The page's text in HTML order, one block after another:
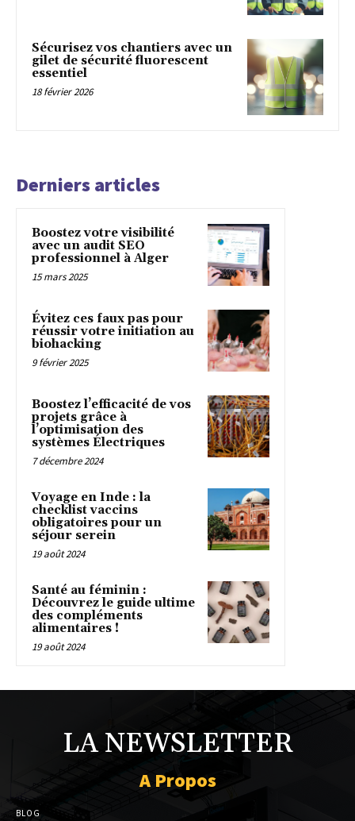
Sécurisez vos chantiers avec un
gilet de sécurité fluorescent
essentiel
18 février 2026
Derniers articles
Boostez votre visibilité
avec un audit SEO
professionnel à Alger
15 mars 2025
Évitez ces faux pas pour
réussir votre initiation au
biohacking
9 février 2025
Boostez l’efficacité de vos
projets grâce à
l’optimisation des
systèmes Électriques
7 décembre 2024
Voyage en Inde : la
checklist vaccins
obligatoires pour un
séjour serein
19 août 2024
Santé au féminin :
Découvrez le guide ultime
des compléments
alimentaires !
19 août 2024
LA NEWSLETTER
A Propos
BLOG